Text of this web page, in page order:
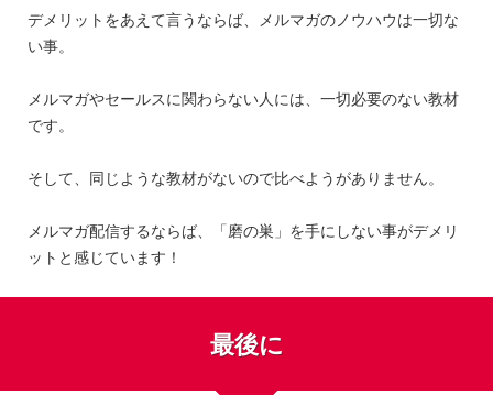
デメリットをあえて言うならば、メルマガのノウハウは一切な
い事。
メルマガやセールスに関わらない人には、一切必要のない教材
です。
そして、同じような教材がないので比べようがありません。
メルマガ配信するならば、「磨の巣」を手にしない事がデメリ
ットと感じています！
最後に